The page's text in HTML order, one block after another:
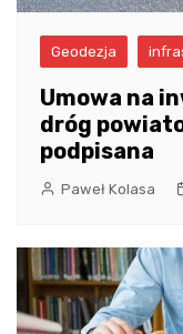
Geodezja
Umowa na
dróg
podpisana
Paweł Kolasa